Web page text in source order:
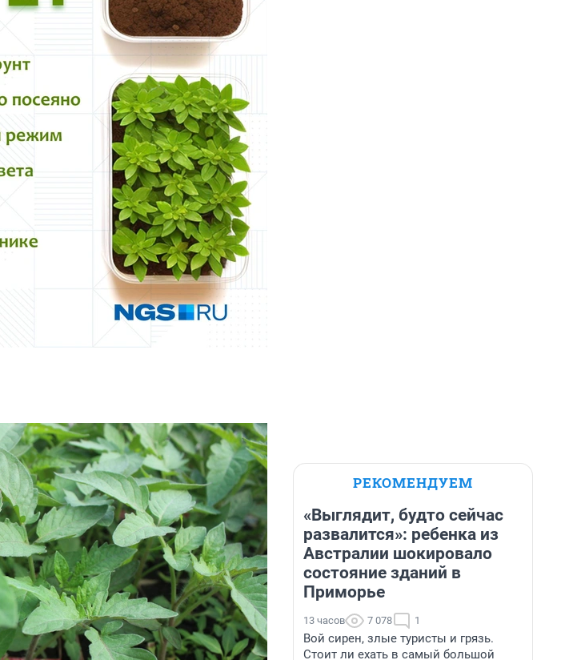
РЕКОМЕНДУЕМ
«Выглядит, будто сейчас
развалится»: ребенка из
Австралии шокировало
состояние зданий в
Приморье
13 часов 7 078 1
Вой сирен, злые туристы и грязь.
Стоит ли ехать в самый большой